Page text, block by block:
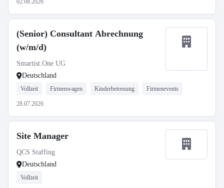
02.08.2026
(Senior) Consultant Abrechnung
(w/m/d)
Smartist.One UG
Deutschland
Vollzeit Firmenwagen Kinderbetreuung Firmenevents
28.07.2026
Site Manager
QCS Staffing
Deutschland
Vollzeit